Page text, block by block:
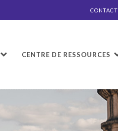
CONTACT
CENTRE DE RESSOURCES